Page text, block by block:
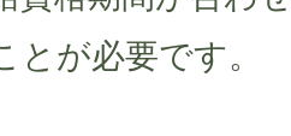
とが必要です。